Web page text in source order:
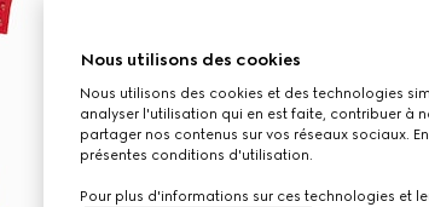
Nous utilisons des cookies
Nous utilisons des cookies et des technologies
analyser l'utilisation qui en est faite, contribuer à
partager nos contenus sur vos réseaux sociaux.
présentes conditions d'utilisation.
Pour plus d'informations sur ces technologies et